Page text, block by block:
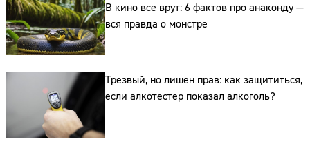
В кино все врут: 6 фактов про анаконду —
вся правда о монстре
Трезвый, но лишен прав: как защититься,
если алкотестер показал алкоголь?